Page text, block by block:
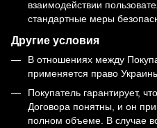
взаимодействии
стандартные меры
Другие условия
В отношениях между
применяется право
Покупатель гарантирует,
Договора понятны, и он
полном объеме. В случае